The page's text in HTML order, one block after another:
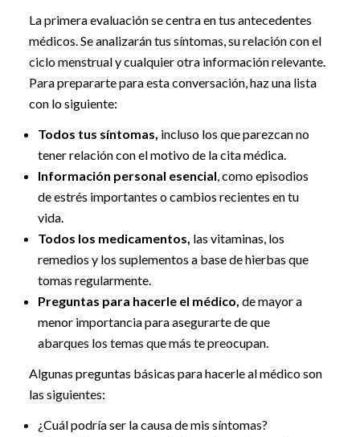
La primera evaluación se centra en tus antecedentes
médicos. Se analizarán tus síntomas, su relación con el
ciclo menstrual y cualquier otra información relevante.
Para prepararte para esta conversación, haz una lista
con lo siguiente:
Todos tus síntomas, incluso los que parezcan no
tener relación con el motivo de la cita médica.
Información personal esencial, como episodios
de estrés importantes o cambios recientes en tu
vida.
Todos los medicamentos, las vitaminas, los
remedios y los suplementos a base de hierbas que
tomas regularmente.
Preguntas para hacerle el médico, de mayor a
menor importancia para asegurarte de que
abarques los temas que más te preocupan.
Algunas preguntas básicas para hacerle al médico son
las siguientes:
¿Cuál podría ser la causa de mis síntomas?